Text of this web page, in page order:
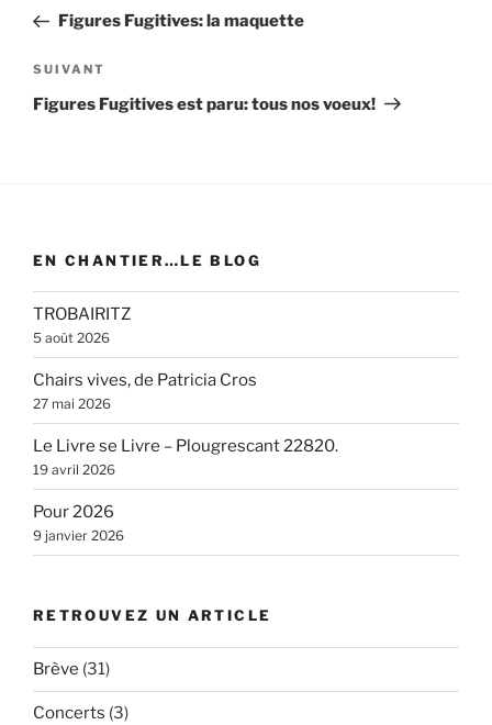
l’article
précédent
Figures Fugitives: la maquette
Article
suivant
SUIVANT
Figures Fugitives est paru: tous nos voeux!
EN CHANTIER…LE BLOG
TROBAIRITZ
5 août 2026
Chairs vives, de Patricia Cros
27 mai 2026
Le Livre se Livre – Plougrescant 22820.
19 avril 2026
Pour 2026
9 janvier 2026
RETROUVEZ UN ARTICLE
Brève (31)
Concerts (3)